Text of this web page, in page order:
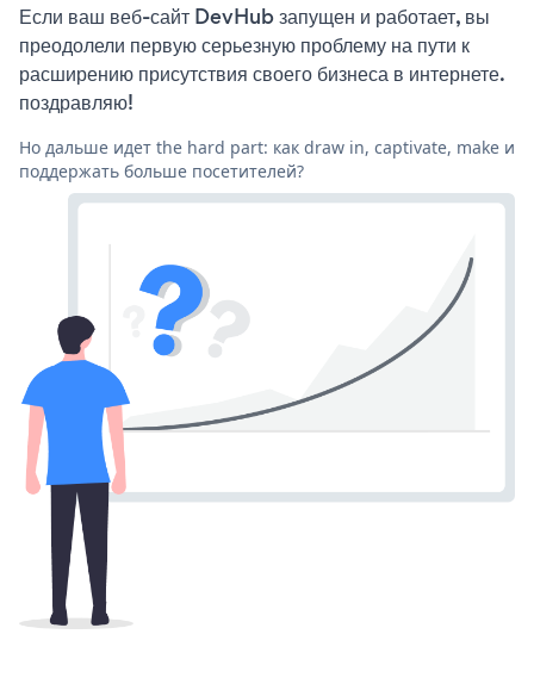
Если ваш веб-сайт DevHub запущен и работает, вы
преодолели первую серьезную проблему на пути к
расширению присутствия своего бизнеса в интернете.
поздравляю!
Но дальше идет the hard part: как draw in, captivate, make и
поддержать больше посетителей?